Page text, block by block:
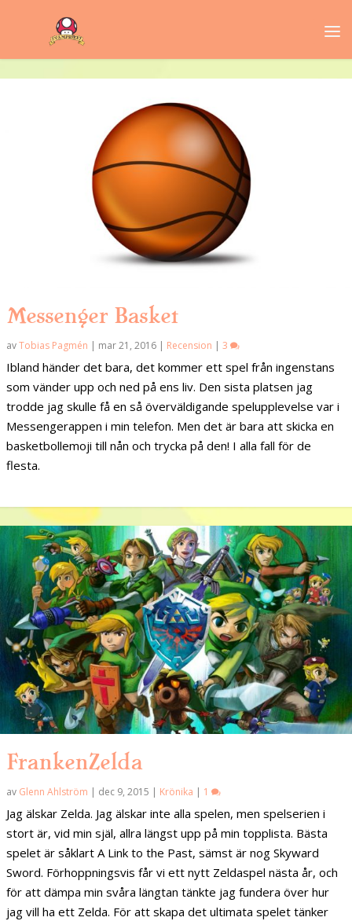
Messenger Basket
avTobias Pagmén | mar 21, 2016 | Recension | 3
Ibland händer det bara, det kommer ett spel från ingenstans
som vänder upp och ned på ens liv. Den sista platsen jag
trodde jag skulle få en så överväldigande spelupplevelse var i
Messengerappen i min telefon. Men det är bara att skicka en
basketbollemoji till nån och trycka på den! I alla fall för de
flesta.
FrankenZelda
av Glenn Ahlström dec 9, 2015 Krönika 1
Jag älskar Zelda. Jag älskar inte alla spelen, men spelserien i
stort är, vid min själ, allra längst upp på min topplista. Bästa
spelet är såklart A Link to the Past, sämst är nog Skyward
Sword. Förhoppningsvis får vi ett nytt Zeldaspel nästa år, och
för att dämpa min svåra längtan tänkte jag fundera över hur
jag vill ha ett Zelda. För att skapa det ultimata spelet tänker